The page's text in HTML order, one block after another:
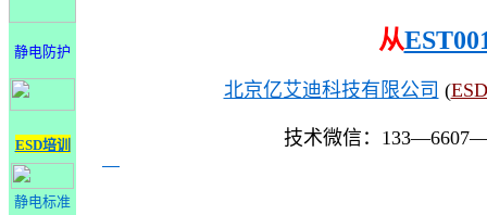
静电防护
ESD培训
静电标准
从
北京亿艾迪科技有限公司 (
技术微信：